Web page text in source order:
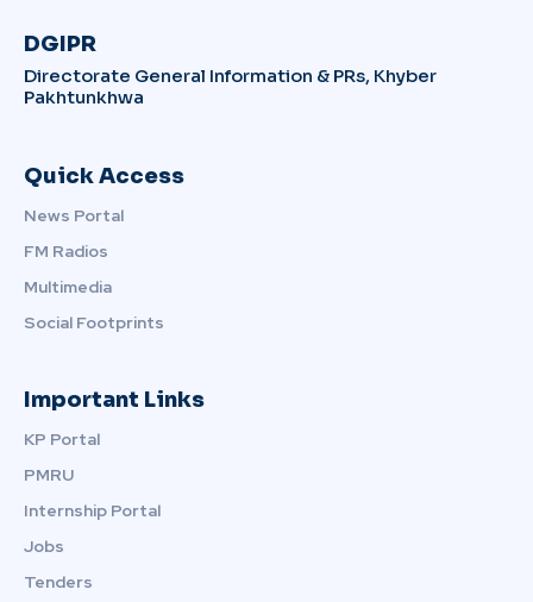
DGIPR
Directorate General Information & PRs, Khyber
Pakhtunkhwa
Quick Access
News Portal
FM Radios
Multimedia
Social Footprints
Important Links
KP Portal
PMRU
Internship Portal
Jobs
Tenders